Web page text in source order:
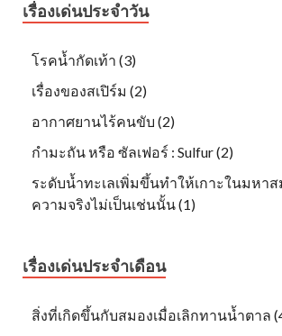
เรื่องเด่นประจำวัน
โรคน้ำกัดเท้า (3)
เรื่องของสเปิร์ม (2)
อากาศยานไร้คนขับ (2)
กำมะถัน หรือ ซัลเฟอร์ : Sulfur (2)
ระดับน้ำทะเลเพิ่มขึ้นทำให้เกาะในมหา
ความจริงไม่เป็นเช่นนั้น (1)
เรื่องเด่นประจำเดือน
สิ่งที่เกิดขึ้นกับสมองเมื่อเลิกทานน้ำตาล